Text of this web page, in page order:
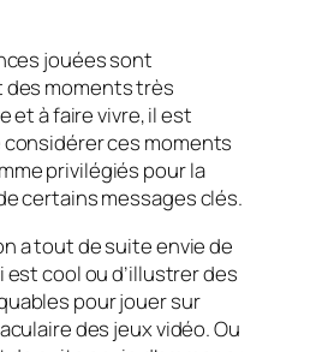
jouées sont
moments très
et à faire vivre, il est
ces moments
privilégiés pour la
certains messages clés.
a tout de suite envie de
cool ou d’illustrer des
pour jouer sur
des jeux vidéo. Ou